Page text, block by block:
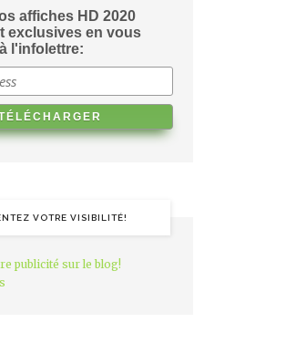
affiches HD 2020
exclusives en vous
l'infolettre:
VOTRE VISIBILITÉ!